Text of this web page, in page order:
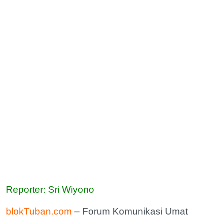
Reporter: Sri Wiyono
blokTuban.com – Forum Komunikasi Umat